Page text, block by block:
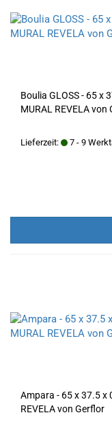
Boulia GLOSS - 65 x
MURAL REVELA von
Lieferzeit: 7 - 9
Ampara - 65 x 37.5 x
REVELA von Gerflor